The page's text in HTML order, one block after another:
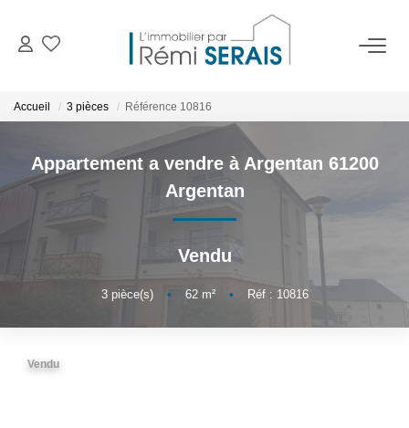
VENDRE
BIENS VENDUS
Accueil 3 pièces Référence 10816
Appartement a vendre à Argentan 61200
Argentan
Vendu
3pièce(s) • 62m² • Réf : 10816
Vendu